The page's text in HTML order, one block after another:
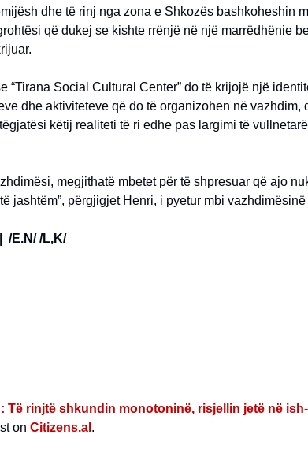
dhe të rinj nga zona e Shkozës bashkoheshin
që dukej se kishte rrënjë në një marrëdhënie
“Tirana Social Cultural Center” do të krijojë një
dhe aktiviteteve që do të organizohen në vazhdim,
këtij realiteti të ri edhe pas largimi të
megjithatë mbetet për të shpresuar që ajo
jashtëm”, përgjigjet Henri, i pyetur mbi
/E.N/ /L,K/
Të rinjtë shkundin monotoninë, risjellin jetë në
on Citizens.al .